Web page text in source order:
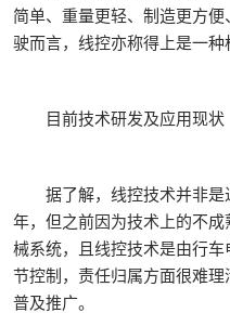
简单、重量更轻、制造更方
驶而言，线控亦称得上是一种
目前技术研发及应用现状
据了解，线控技术并非是
年，但之前因为技术上的不
械系统，且线控技术是由行
节控制，责任归属方面很难
普及推广。